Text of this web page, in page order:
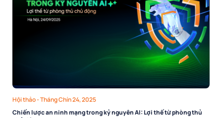
Hội thảo- Tháng Chín 24, 2025
Chiến lược an ninh mạng trong kỷ nguyên AI: Lợi thế từ phòng thủ